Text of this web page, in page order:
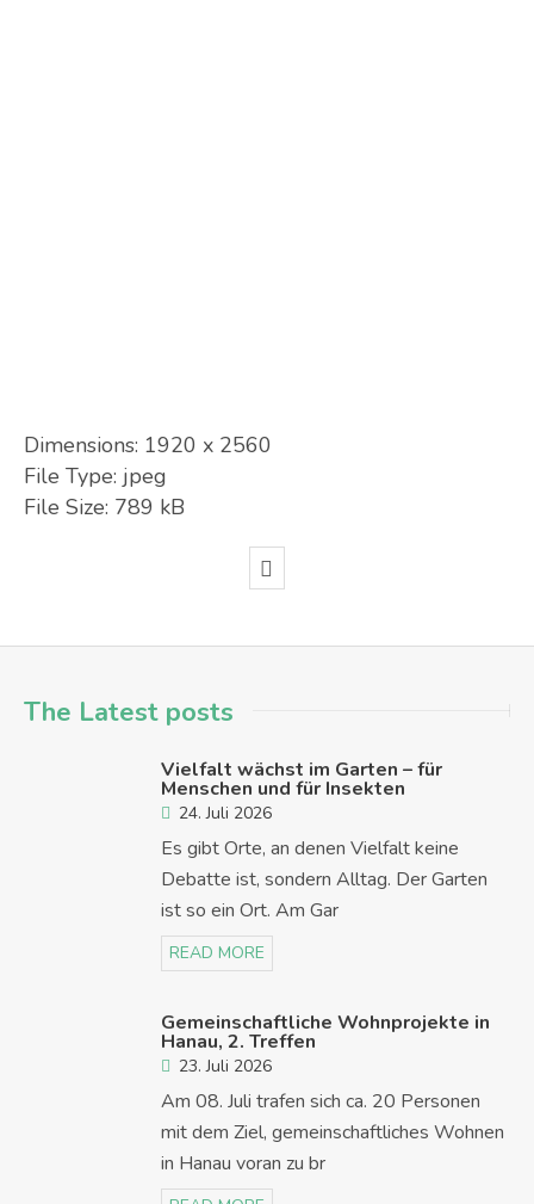
Dimensions: 1920 x 2560
File Type: jpeg
File Size: 789 kB
The Latest posts
Vielfalt wächst im Garten – für
Menschen und für Insekten
24. Juli 2026
Es gibt Orte, an denen Vielfalt keine
Debatte ist, sondern Alltag. Der Garten
ist so ein Ort. Am Gar
READ MORE
Gemeinschaftliche Wohnprojekte in
Hanau, 2. Treffen
23. Juli 2026
Am 08. Juli trafen sich ca. 20 Personen
mit dem Ziel, gemeinschaftliches Wohnen
in Hanau voran zu br